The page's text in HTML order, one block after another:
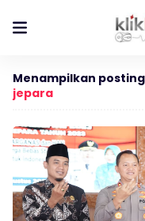
Menampilkan
jepara